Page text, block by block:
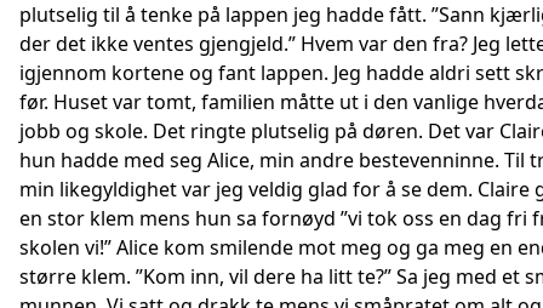
plutselig til å tenke på lappen jeg hadde fått. ”Sann
der det ikke ventes gjengjeld.” Hvem var den fra? Jeg
igjennom kortene og fant lappen. Jeg hadde aldri sett
før. Huset var tomt, familien måtte ut i den vanlige
jobb og skole. Det ringte plutselig på døren. Det var
hun hadde med seg Alice, min andre bestevenninne. Til
min likegyldighet var jeg veldig glad for å se dem. Claire
en stor klem mens hun sa fornøyd ”vi tok oss en dag fri
skolen vi!” Alice kom smilende mot meg og ga meg en
større klem. ”Kom inn, vil dere ha litt te?” Sa jeg med et